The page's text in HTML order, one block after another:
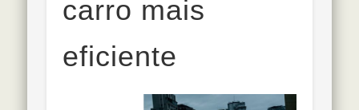
carro mais
eficiente